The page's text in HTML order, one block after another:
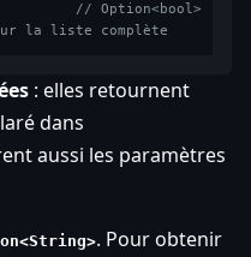
// Option<bool>
la liste complète
: elles retournent
dans
aussi les paramètres
. Pour obtenir